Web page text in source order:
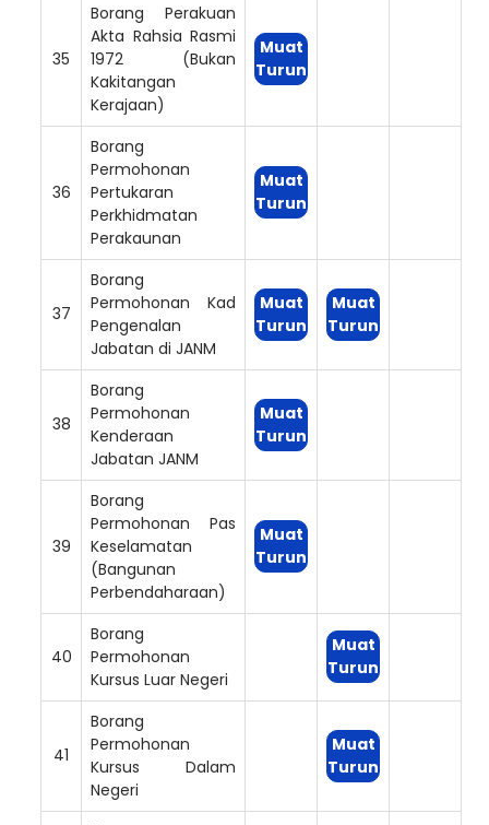
35
Borang Perakuan
Akta Rahsia Rasmi
1972 (Bukan
Kakitangan
Kerajaan)
Muat
Turun
36
Borang
Permohonan
Pertukaran
Perkhidmatan
Perakaunan
Muat
Turun
37
Borang
Permohonan Kad
Pengenalan
Jabatan di JANM
Muat
Turun
Muat
Turun
38
Borang
Permohonan
Kenderaan
Jabatan JANM
Muat
Turun
39
Borang
Permohonan Pas
Keselamatan
(Bangunan
Perbendaharaan)
Muat
Turun
40
Borang
Permohonan
Kursus Luar Negeri
Muat
Turun
41
Borang
Permohonan
Kursus Dalam
Negeri
Muat
Turun